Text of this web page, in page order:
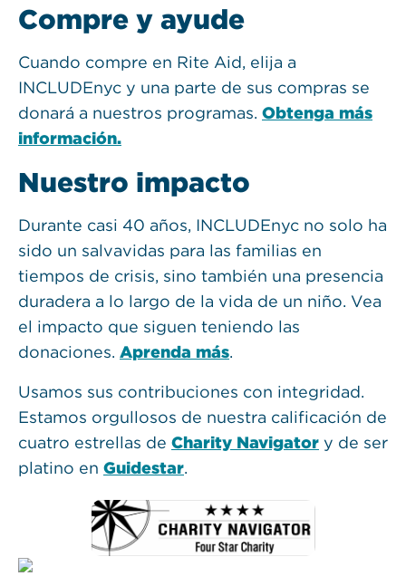
Compre y ayude
Cuando compre en Rite Aid, elija a
INCLUDEnyc y una parte de sus compras se
donará a nuestros programas. Obtenga más
información.
Nuestro impacto
Durante casi 40 años, INCLUDEnyc no solo ha
sido un salvavidas para las familias en
tiempos de crisis, sino también una presencia
duradera a lo largo de la vida de un niño. Vea
el impacto que siguen teniendo las
donaciones. Aprenda más.
Usamos sus contribuciones con integridad.
Estamos orgullosos de nuestra calificación de
cuatro estrellas de Charity Navigator y de ser
platino en Guidestar.